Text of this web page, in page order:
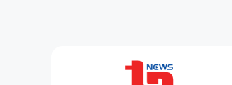
việc thay thế hoặc sửa chữa có